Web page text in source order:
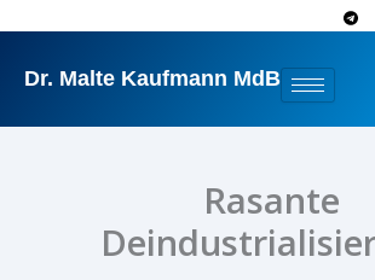
springen
Dr. Malte Kaufmann MdB
Rasante